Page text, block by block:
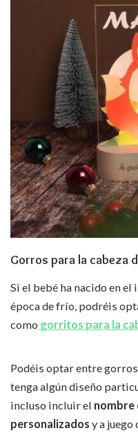
Gorros para la cabeza
Si el bebé ha nacido en el
época de frío, podréis
como gorritos para la
Podéis optar entre
tenga algún diseño
incluso incluir el nombre
personalizados y a juego